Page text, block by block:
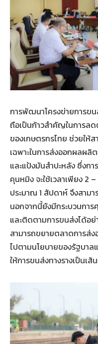
การพัฒนาโครงข่ายการขน
ถือเป็นก้าวสำคัญในการล
ของเกษตรกรไทย ช่วยให้
เฉพาะในการส่งออกผลผลิ
และแป้งมันสำปะหลัง ซึ่งก
คุนหมิง จะใช้เวลาเพียง 2
ประมาณ 1 สัปดาห์ จึงสาม
นอกจากนี้ยังมีกระบวนกา
และติดตามการขนส่งได้อ
สามารถขยายตลาดการส่
ไปตามนโยบายของรัฐบาล
ให้การขนส่งทางรางเป็นเ